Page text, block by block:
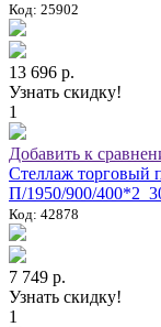
Код: 25902
13 696 р.
Узнать скидку!
1
Добавить к
Стеллаж торговый
П/1950/900/
Код: 42878
7 749 р.
Узнать скидку!
1